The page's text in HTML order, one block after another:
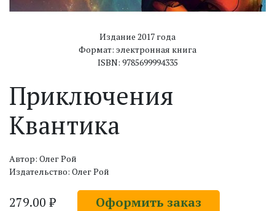
Издание 2017 года
Формат: электронная книга
ISBN: 9785699994335
Приключения
Квантика
Автор: Олег Рой
Издательство: Олег Рой
279.00 ₽ Оформить заказ